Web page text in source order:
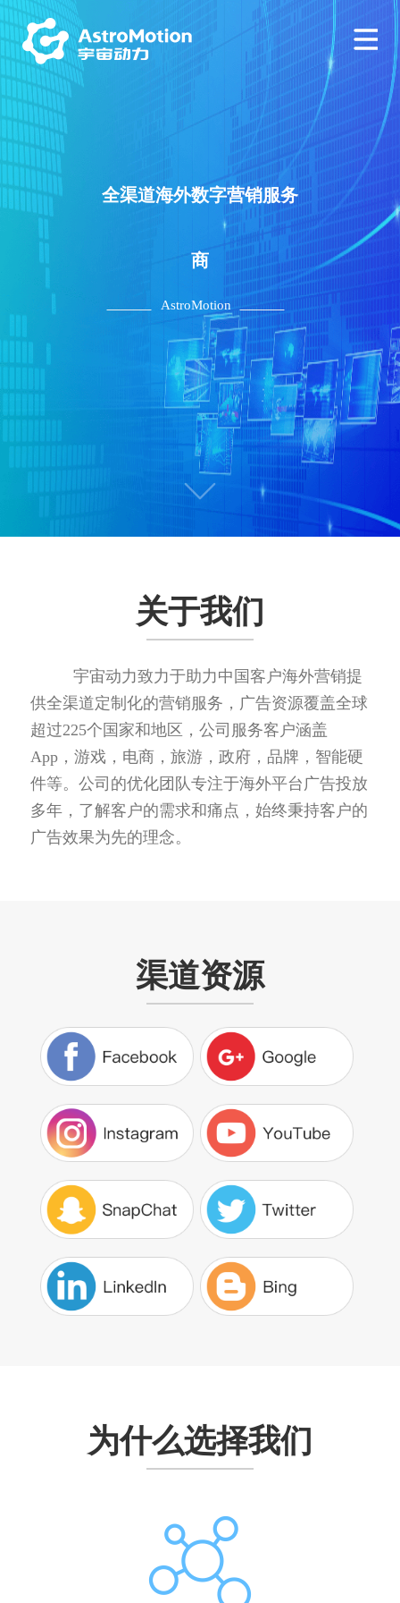
全渠道海外数字营销服务
商
AstroMotion
关于我们
宇宙动力致力于助力中国客户海外营销提
供全渠道定制化的营销服务，广告资源覆盖全球
超过225个国家和地区，公司服务客户涵盖
App，游戏，电商，旅游，政府，品牌，智能硬
件等。公司的优化团队专注于海外平台广告投放
多年，了解客户的需求和痛点，始终秉持客户的
广告效果为先的理念。
渠道资源
为什么选择我们